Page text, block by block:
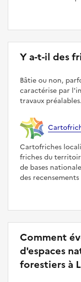
Y a-t-il des
Bâtie ou non,
caractérise par
travaux préalables.
Cartofriches
friches du
de bases
des
Comment
d'espaces
forestiers à